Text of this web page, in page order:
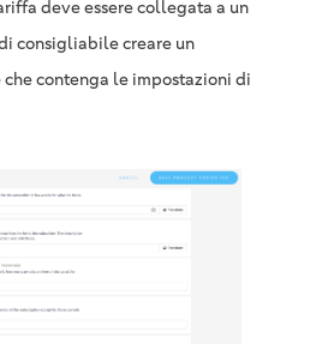
deve essere collegata a un
consigliabile creare un
contenga le impostazioni di